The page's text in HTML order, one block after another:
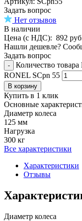
Задать вопрос
Нет отзывов
В наличии
Цена (с НДС): 892
Нашли дешевле?
Задать вопрос
-
Количество
RONEL SCpn 55
В корзину
Купить в 1 клик
Основные
Диаметр колеса
125 мм
Нагрузка
300 кг
Все характеристики
Характеристики
Отзывы
Диаметр колеса